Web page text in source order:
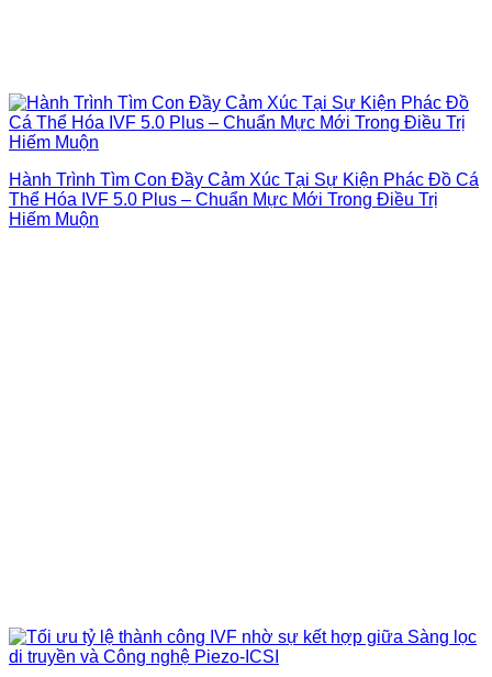
Hành Trình Tìm Con Đầy Cảm Xúc Tại Sự Kiện Phác Đồ Cá
Thể Hóa IVF 5.0 Plus – Chuẩn Mực Mới Trong Điều Trị
Hiếm Muộn